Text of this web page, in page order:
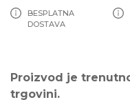
BESPLATNA
DOSTAVA
Proizvod je
trgovini.